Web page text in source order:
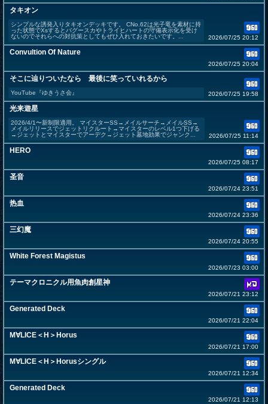
タキオン
シンプルな誘発入りタキオンデッキです。 CNo.62は光子竜を素材に持
った状態でXsするとバグースカやトライヒハートの守備表示化を受け
ないのでそれらへの対抗策としてもぜひ入れておきたいです。...
2026/07/25 20:12
Convultion Of Nature
2026/07/25 20:04
そこに辿りついたなら 最後に笑っていれるから
YouTube『ゆきうさ会』 2026/07/25 19:58
光来遊星
2026/4/1〜新制限適用。 マイスターSS→メイルサーチ→メイルSS→
メイルリリースでジェットリクルート→マイスターのレベル1つ下げる
→ジェットとマイスターでアーデク→ジェット墓地効果でジャンク...
2026/07/25 11:14
HERO
2026/07/25 08:17
圣音
2026/07/24 23:51
热血
2026/07/24 23:36
三幻魔
2026/07/24 20:55
White Forest Magistus
2026/07/23 03:00
テーマクロニクル用魚肉創星神
2026/07/21 23:12
Generated Deck
2026/07/21 22:04
M∀LICE＜H＞Horus
2026/07/21 17:00
M∀LICE＜H＞Horusシングル
2026/07/21 12:34
Generated Deck
2026/07/21 12:13